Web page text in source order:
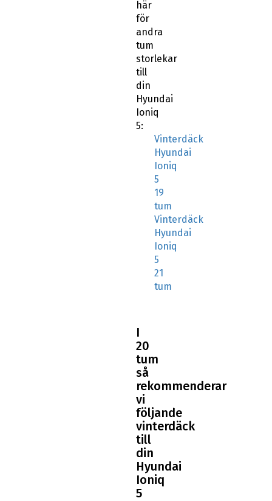
här
för
andra
tum
storlekar
till
din
Hyundai
Ioniq
5:
Vinterdäck
Hyundai
Ioniq
5
19
tum
Vinterdäck
Hyundai
Ioniq
5
21
tum
I
20
tum
så
rekommenderar
vi
följande
vinterdäck
till
din
Hyundai
Ioniq
5